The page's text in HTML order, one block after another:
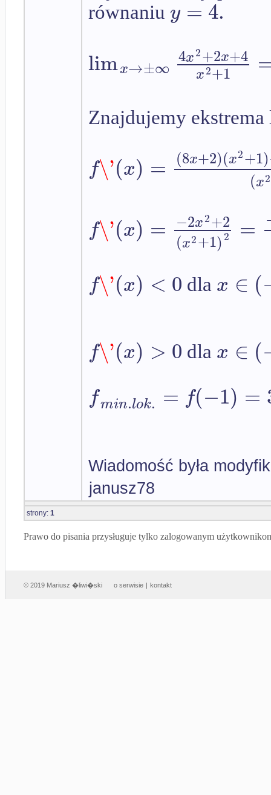
równaniu y =4.
limx→±∞ 4x2+2x+4
x2+1
Znajdujemy
f\'(x) = (8x+2)(x2+1)
(x2
f\'(x) = −2x2+2
(x2+1)2 =
f\'(x) < 0 dla x ∈ (
f\'(x) > 0 dla x ∈ (
fmin.lok. = f(−1) =
Wiadomość była
janusz78
strony: 1
Prawo do pisania przysługuje tylko zalogowanym
© 2019 Mariusz �liwi�ski o serwisie | kontakt